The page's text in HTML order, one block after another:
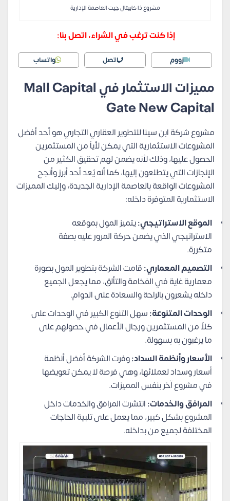
مشروع ذا كابيتال جيت العاصمة الإدارية
إذا كنت ترغب في الشراء، اتصل بنا:
زووم اتصل واتساب
مميزات الاستثمار في Mall Capital
Gate New Capital
مشروع شركة ابن سينا للتطوير العقاري التجاري هو أحد أفضل
المشروعات الاستثمارية التي يمكن لأياً من المستثمرين
الحصول عليها، وذلك لأنه يضمن لهم تحقيق الكثير من
الإنجازات التي يتطلعون إليها، كما أنه يُعد أحد أبرز وأنجح
المشروعات الواقعة بالعاصمة الإدارية الجديدة، وإليك المميزات
الاستثمارية المتوفرة داخله:
الموقع الاستراتيجي:يتميز المول بموقعه
الاستراتيجي الذي يضمن حركة المرور عليه بصفة
متكررة.
التصميم المعماري:قامت الشركة بتطوير المول بصورة
معمارية غاية في الفخامة والتألق، مما يجعل الجميع
داخله يشعرون بالراحة والسعادة على الدوام.
الوحدات المتنوعة:سهل التنوع الكبير في الوحدات على
كلاً من المستثمرين ورجال الأعمال في حصولهم على
ما يرغبون به بسهولة.
الأسعار وأنظمة السداد:وفرت الشركة أفضل أنظمة
أسعار وسداد لعملائها، وهي فرصة لا يمكن تعويضها
في مشروع آخر بنفس المميزات.
المرافق والخدمات:انتشرت المرافق والخدمات داخل
المشروع بشكل كبير، مما يعمل على تلبية الحاجات
المختلفة لجميع من بداخله.